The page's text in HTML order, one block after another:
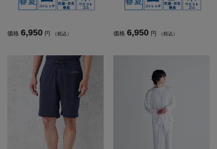
般医療機器】SS～LLサイズ
価格 6,950 円 （税込）
般医療機器】SS～LLサイズ
価格 6,950 円 （税込）